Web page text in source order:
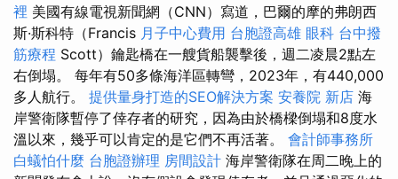
裡 美國有線電視新聞網（CNN）寫道，巴爾的摩的弗朗西
斯·斯科特（Francis 月子中心費用 台胞證高雄 眼科 台中撥
筋療程 Scott）鑰匙橋在一艘貨船襲擊後，週二凌晨2點左
右倒塌。 每年有50多條海洋區轉彎，2023年，有440,000
多人航行。 提供量身打造的SEO解決方案 安養院 新店 海
岸警衛隊暫停了倖存者的研究，因為由於橋樑倒塌和8度水
溫以來，幾乎可以肯定的是它們不再活著。 會計師事務所
白蟻怕什麼 台胞證辦理 房間設計 海岸警衛隊在周二晚上的